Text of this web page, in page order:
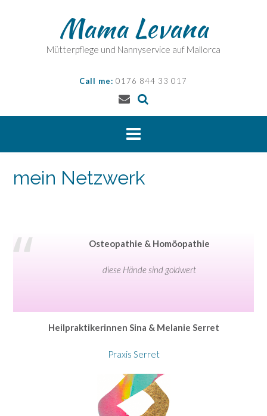
Mama Levana
Mütterpflege und Nannyservice auf Mallorca
Call me: 0176 844 33 017
mein Netzwerk
Osteopathie & Homöopathie
diese Hände sind goldwert
Heilpraktikerinnen Sina & Melanie Serret
Praxis Serret